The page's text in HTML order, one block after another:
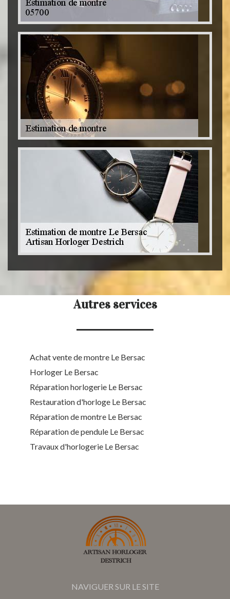
Autres services
Achat vente de montre Le Bersac
Horloger Le Bersac
Réparation horlogerie Le Bersac
Restauration d'horloge Le Bersac
Réparation de montre Le Bersac
Réparation de pendule Le Bersac
Travaux d'horlogerie Le Bersac
NAVIGUER SUR LE SITE